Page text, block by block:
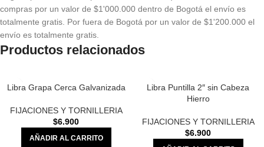
compras por un valor de $1'000.000 dentro de Bogotá el envío es
totalmente gratis. Por fuera de Bogotá por un valor de $1'200.000 el
envío es totalmente gratis.
Productos relacionados
Libra Grapa Cerca Galvanizada
FIJACIONES Y TORNILLERIA
$6.900
AÑADIR AL CARRITO
Libra Puntilla 2″ sin Cabeza
Hierro
FIJACIONES Y TORNILLERIA
$6.900